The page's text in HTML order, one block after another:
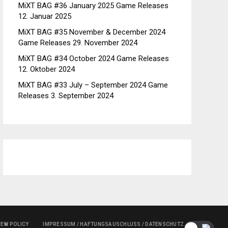
MiXT BAG #36 January 2025 Game Releases
12. Januar 2025
MiXT BAG #35 November & December 2024
Game Releases 29. November 2024
MiXT BAG #34 October 2024 Game Releases
12. Oktober 2024
MiXT BAG #33 July – September 2024 Game
Releases 3. September 2024
POLICY IMPRESSUM / HAFTUNGSAUSCHLUSS / DATENSCHUTZ